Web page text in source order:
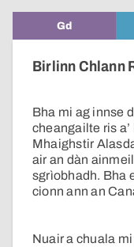
Gd
Birlinn Chlann
Bha mi ag innse
cheangailte ris
Mhaighstir
air an dàn ainmeil
sgrìobhadh. Bha
cionn ann an
Nuair a chuala